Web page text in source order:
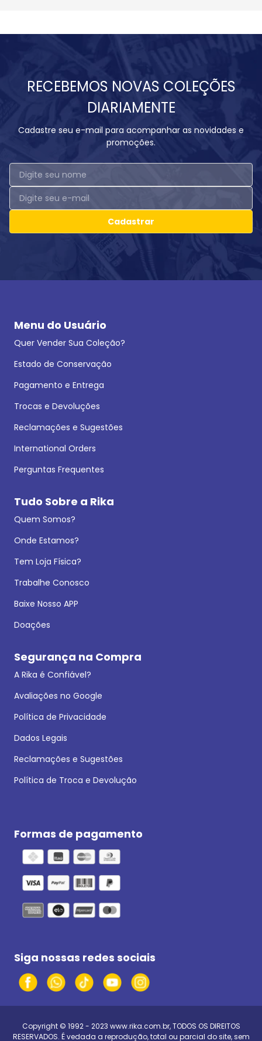
RECEBEMOS NOVAS COLEÇÕES
DIARIAMENTE
Cadastre seu e-mail para acompanhar as novidades e
promoções.
Cadastrar
Menu do Usuário
Quer Vender Sua Coleção?
Estado de Conservação
Pagamento e Entrega
Trocas e Devoluções
Reclamações e Sugestões
International Orders
Perguntas Frequentes
Tudo Sobre a Rika
Quem Somos?
Onde Estamos?
Tem Loja Física?
Trabalhe Conosco
Baixe Nosso APP
Doações
Segurança na Compra
A Rika é Confiável?
Avaliações no Google
Política de Privacidade
Dados Legais
Reclamações e Sugestões
Política de Troca e Devolução
Formas de pagamento
Siga nossas redes sociais
Copyright © 1992 - 2023 www.rika.com.br, TODOS OS DIREITOS
RESERVADOS. É vedada a reprodução, total ou parcial do site, sem